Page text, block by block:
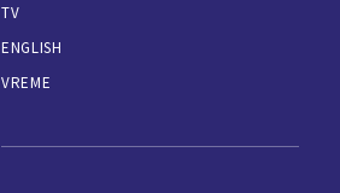
TV
ENGLISH
VREME